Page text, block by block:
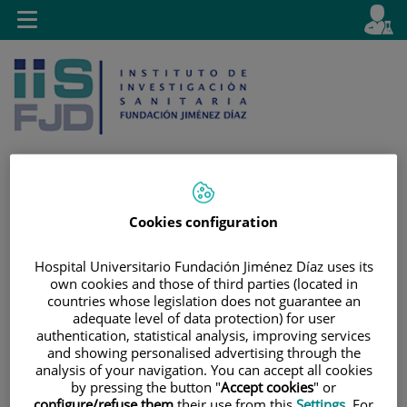
Jump to content
content
Active
en
Toggle
navigation
Cookies configuration
Hospital Universitario Fundación Jiménez Díaz uses its
own cookies and those of third parties (located in
countries whose legislation does not guarantee an
adequate level of data protection) for user
authentication, statistical analysis, improving services
and showing personalised advertising through the
analysis of your navigation. You can accept all cookies
by pressing the button "Accept cookies" or